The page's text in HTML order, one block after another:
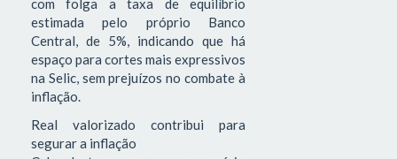
com folga a taxa de equilíbrio
estimada pelo próprio Banco
Central, de 5%, indicando que há
espaço para cortes mais expressivos
na Selic, sem prejuízos no combate à
inflação.
Real valorizado contribui para
segurar a inflação